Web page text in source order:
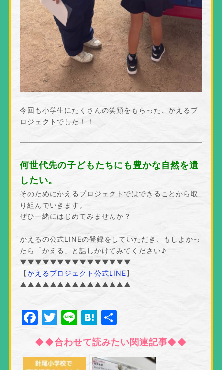
今回も小学生にたくさんの笑顔をもらった、かえるプ
ロジェクトでした！！
何世代先の子どもたちにも豊かな自然を遺
したい。
そのためにかえるプロジェクトではできることから取
り組んでいきます。
ぜひ一緒にはじめてみませんか？
かえるの公式LINEの登録をしていただき、もしよかっ
たら「かえる」と話しかけてみてください♪
▼▼▼▼▼▼▼▼▼▼▼▼▼▼▼
【かえるプロジェクト公式LINE】
▲▲▲▲▲▲▲▲▲▲▲▲▲▲▲
Facebook
Twitter
LineHatena
共
有
◆◆合わせて読みたい関連記事◆◆